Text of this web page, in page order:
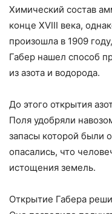
Химический состав
конце XVIII века,
произошла в 1909
Габер нашел способ
из азота и водорода.
До этого открытия
Поля удобряли
запасы которой были
опасались, что
истощения земель.
Открытие Габера